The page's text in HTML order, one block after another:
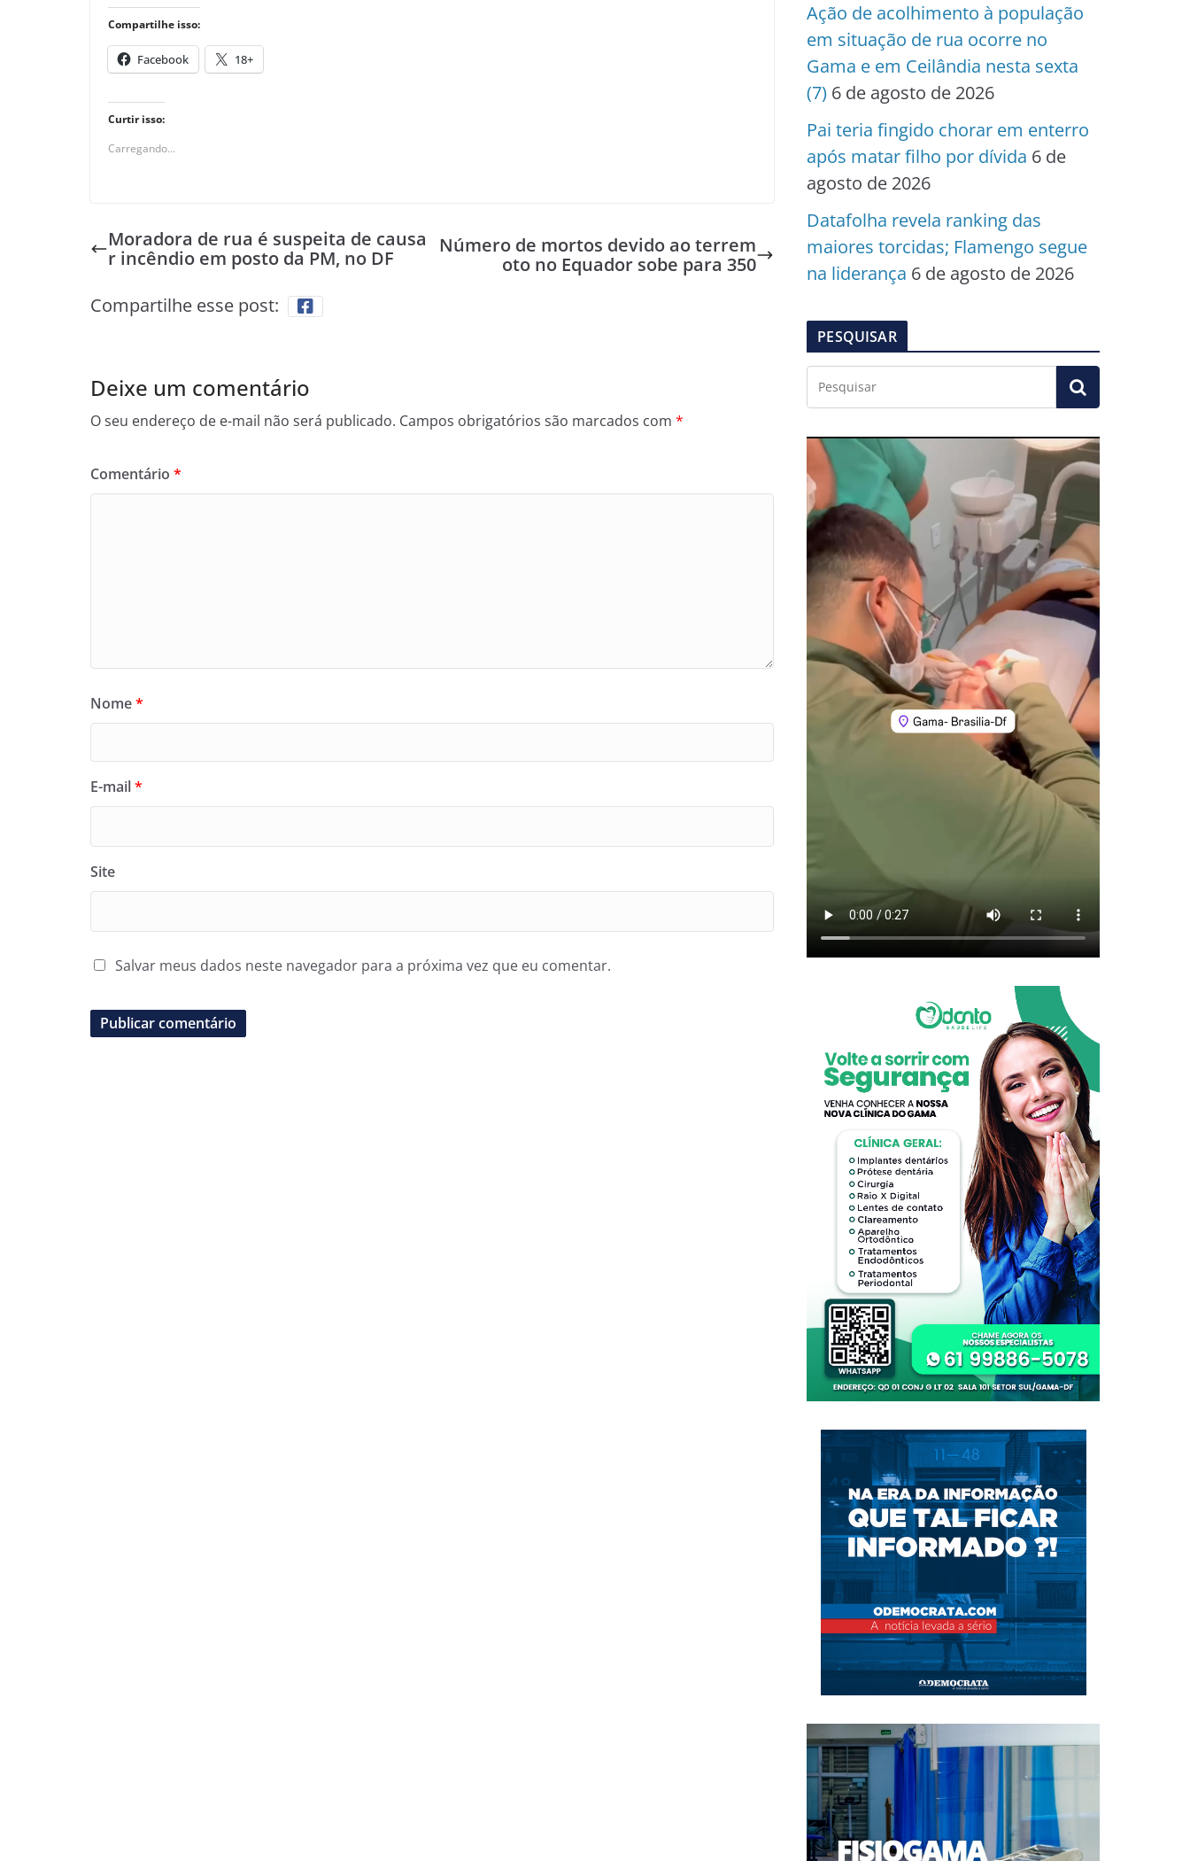
Compartilhe isso:
Facebook 18+
Curtir isso:
Carregando...
Moradora de rua é suspeita de causa
r incêndio em posto da PM, no DF
Número de mortos devido ao terrem
oto no Equador sobe para 350
Compartilhe esse post:
Deixe um comentário
O seu endereço de e-mail não será publicado. Campos obrigatórios são marcados com *
Comentário *
Nome*
E-mail*
Site
Salvar meus dados neste navegador para a próxima vez que eu comentar.
Ação de acolhimento à população
em situação de rua ocorre no
Gama e em Ceilândia nesta sexta
(7) 6 de agosto de 2026
Pai teria fingido chorar em enterro
após matar filho por dívida 6 de
agosto de 2026
Datafolha revela ranking das
maiores torcidas; Flamengo segue
na liderança 6 de agosto de 2026
PESQUISAR